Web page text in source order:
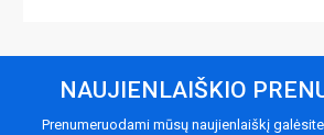
NAUJIENLAIŠKIO
Prenumeruodami mūsų naujienlaiškį